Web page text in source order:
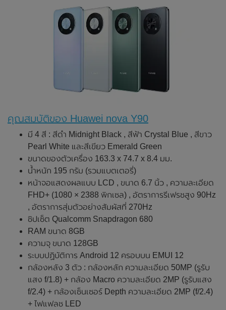
คุณสมบัติของ Huawei nova Y90
มี 4 สี : สีดำ Midnight Black , สีฟ้า Crystal Blue , สีขาว
Pearl White และสีเขียว Emerald Green
ขนาดของตัวเครื่อง 163.3 x 74.7 x 8.4 มม.
น้ำหนัก 195 กรัม (รวมแบตเตอรี่)
หน้าจอแสดงผลแบบ LCD , ขนาด 6.7 นิ้ว , ความละเอียด
FHD+ (1080 × 2388 พิกเซล) , อัตราการรีเฟรชสูง 90Hz
, อัตราการสุ่มตัวอย่างสัมผัสที่ 270Hz
ชิปเซ็ต Qualcomm Snapdragon 680
RAM ขนาด 8GB
ความจุ ขนาด 128GB
ระบบปฏิบัติการ Android 12 ครอบบน EMUI 12
กล้องหลัง 3 ตัว : กล้องหลัก ความละเอียด 50MP (รูรับ
แสง f/1.8) + กล้อง Macro ความละเอียด 2MP (รูรับแสง
f/2.4) + กล้องเซ็นเซอร์ Depth ความละเอียด 2MP (f/2.4)
+ ไฟแฟลช LED